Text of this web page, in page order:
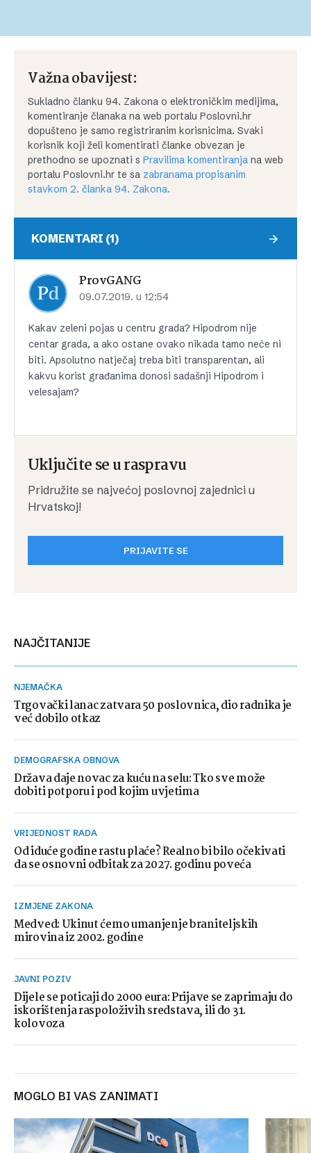
Važna obavijest:
Sukladno članku 94. Zakona o elektroničkim medijima,
komentiranje članaka na web portalu Poslovni.hr
dopušteno je samo registriranim korisnicima. Svaki
korisnik koji želi komentirati članke obvezan je
prethodno se upoznati s Pravilima komentiranja na web
portalu Poslovni.hr te sa zabranama propisanim
stavkom 2. članka 94. Zakona.
KOMENTARI (1)
ProvGANG
09.07.2019. u 12:54
Kakav zeleni pojas u centru grada? Hipodrom nije
centar grada, a ako ostane ovako nikada tamo neće ni
biti. Apsolutno natječaj treba biti transparentan, ali
kakvu korist građanima donosi sadašnji Hipodrom i
velesajam?
Uključite se u raspravu
Pridružite se najvećoj poslovnoj zajednici u
Hrvatskoj!
PRIJAVITE SE
NAJČITANIJE
NJEMAČKA
Trgovački lanac zatvara 50 poslovnica, dio radnika je
već dobilo otkaz
DEMOGRAFSKA OBNOVA
Država daje novac za kuću na selu: Tko sve može
dobiti potporu i pod kojim uvjetima
VRIJEDNOST RADA
Od iduće godine rastu plaće? Realno bi bilo očekivati
da se osnovni odbitak za 2027. godinu poveća
IZMJENE ZAKONA
Medved: Ukinut ćemo umanjenje braniteljskih
mirovina iz 2002. godine
JAVNI POZIV
Dijele se poticaji do 2000 eura: Prijave se zaprimaju do
iskorištenja raspoloživih sredstava, ili do 31.
kolovoza
MOGLO BI VAS ZANIMATI